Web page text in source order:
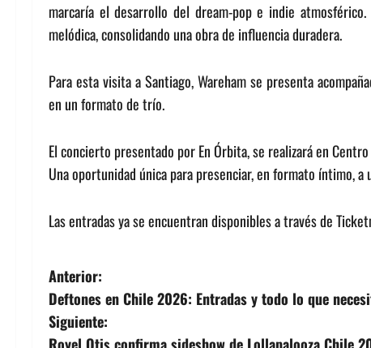
marcaría el desarrollo del dream-pop e indie
melódica, consolidando una obra de influencia duradera.
Para esta visita a Santiago, Wareham se presenta
en un formato de trío.
El concierto presentado por En Órbita, se realizará en
Una oportunidad única para presenciar, en formato íntimo,
Las entradas ya se encuentran disponibles a través de
N
a
Anterior:
Deftones en Chile 2026: Entradas y todo lo que
Siguiente: